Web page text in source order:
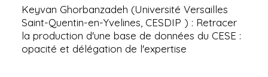
Keyvan Ghorbanzadeh (Université Versailles
Saint-Quentin-en-Yvelines, CESDIP ) : Retracer
la production d'une base de données du CESE :
opacité et délégation de l'expertise